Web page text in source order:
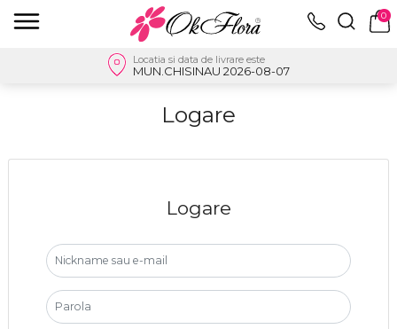
0
Locatia si data de livrare este
MUN.CHISINAU 2026-08-07
Logare
Logare